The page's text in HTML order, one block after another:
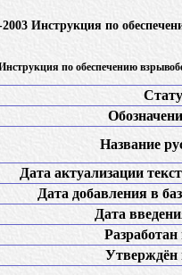
Инструкция по
по обеспечению
Название
Дата актуализации
Дата добавления в
Дата
Разработан
Утверждён